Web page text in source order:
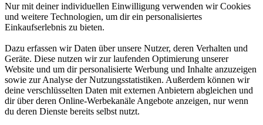
Nur mit deiner individuellen Einwilligung verwenden wir Cookies
und weitere Technologien, um dir ein personalisiertes
Einkaufserlebnis zu bieten.
Dazu erfassen wir Daten über unsere Nutzer, deren Verhalten und
Geräte. Diese nutzen wir zur laufenden Optimierung unserer
Website und um dir personalisierte Werbung und Inhalte anzuzeigen
sowie zur Analyse der Nutzungsstatistiken. Außerdem können wir
deine verschlüsselten Daten mit externen Anbietern abgleichen und
dir über deren Online-Werbekanäle Angebote anzeigen, nur wenn
du deren Dienste bereits selbst nutzt.